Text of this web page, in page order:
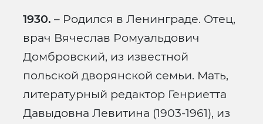
1930. – Родился в Ленинграде. Отец,
врач Вячеслав Ромуальдович
Домбровский, из известной
польской дворянской семьи. Мать,
литературный редактор Генриетта
Давыдовна Левитина (1903-1961), из